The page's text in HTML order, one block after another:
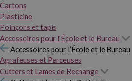
Cartons
Plasticine
Poinçons et tapis
Accessoires pour l’École et le Bureau
Accessoires pour l’École et le Bureau
Agrafeuses et Perceuses
Cutters et Lames de Rechange